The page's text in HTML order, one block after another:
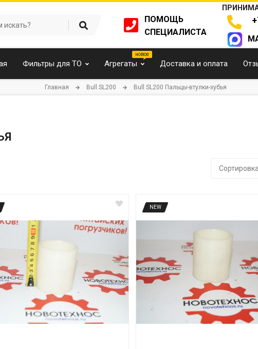
ПОМОЩЬ
СПЕЦИАЛИСТА
Фильтры для ТО Агрегаты Доставка и оплата
Главная Bull SL200 Bull SL200 Пальцы-втулки-зубья
NEW